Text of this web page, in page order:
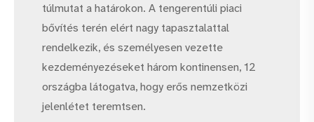
túlmutat a határokon. A tengerentúli piaci
bővítés terén elért nagy tapasztalattal
rendelkezik, és személyesen vezette
kezdeményezéseket három kontinensen, 12
országba látogatva, hogy erős nemzetközi
jelenlétet teremtsen.